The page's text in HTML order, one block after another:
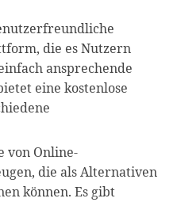
die es Nutzern
ansprechende
eine kostenlose
von Online-
die als Alternativen
können. Es gibt